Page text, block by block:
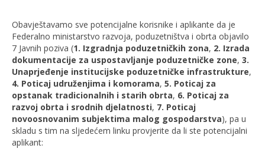
Obavještavamo sve potencijalne korisnike i aplikante da je
Federalno ministarstvo razvoja, poduzetništva i obrta objavilo
7 Javnih poziva (1. Izgradnja poduzetničkih zona, 2. Izrada
dokumentacije za uspostavljanje poduzetničke zone, 3.
Unaprjeđenje institucijske poduzetničke infrastrukture,
4. Poticaj udruženjima i komorama, 5. Poticaj za
opstanak tradicionalnih i starih obrta, 6. Poticaj za
razvoj obrta i srodnih djelatnosti, 7. Poticaj
novoosnovanim subjektima malog gospodarstva), pa u
skladu s tim na sljedećem linku provjerite da li ste potencijalni
aplikant: